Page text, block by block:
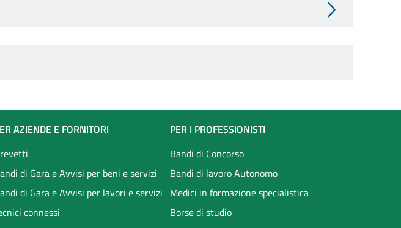
AZIENDE E FORNITORI
di Gara e Avvisi per beni e servizi
di Gara e Avvisi per lavori e servizi
connessi
PER I PROFESSIONISTI
Bandi di Concorso
Bandi di lavoro Autonomo
Medici in formazione specialistica
Borse di studio